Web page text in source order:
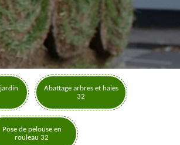
Abattage arbres et haies
32
Pose de pelouse en
rouleau 32